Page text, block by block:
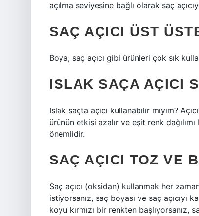
açılma seviyesine bağlı olarak saç
SAÇ AÇICI ÜST
Boya, saç açıcı gibi ürünleri çok sık
ISLAK SAÇA AÇICI
Islak saçta açıcı kullanabilir miyim?
ürünün etkisi azalır ve eşit renk
önemlidir.
SAÇ AÇICI TOZ VE
Saç açıcı (oksidan) kullanmak her
istiyorsanız, saç boyası ve saç açıcıyı
koyu kırmızı bir renkten başlıyorsanız,